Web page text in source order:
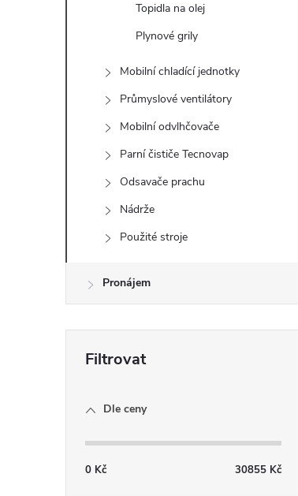
Topidla na olej
Plynové grily
Mobilní chladící jednotky
Průmyslové ventilátory
Mobilní odvlhčovače
Parní čističe Tecnovap
Odsavače prachu
Nádrže
Použité stroje
Pronájem
Dle ceny
0 Kč 30855 Kč